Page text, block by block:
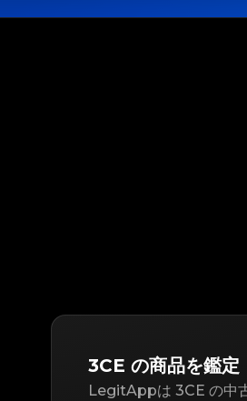
3CE の商品を鑑定
LegitAppは 3CE の中